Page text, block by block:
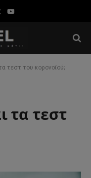
YouTube
τεστ του κορονοϊού;
τα τεστ